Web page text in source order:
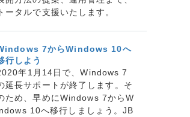
トータルで支援いたします。
7からWindows 10へ
行しよう
年1月14日で、Windows 7
延長サポートが終了します。そ
ため、早めにWindows 7からW
10へ移行しましょう。JB